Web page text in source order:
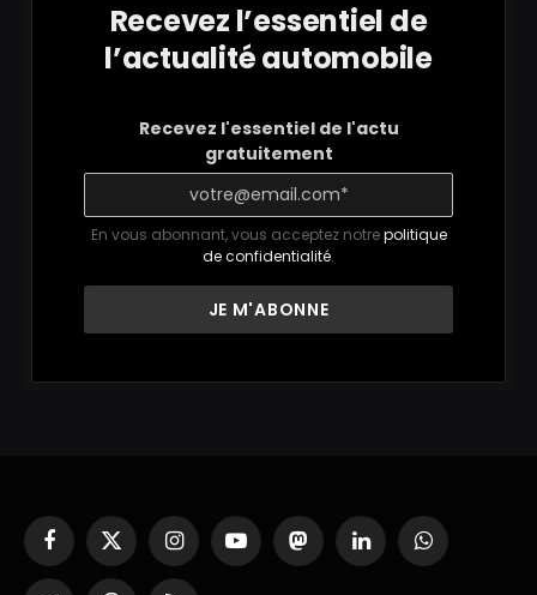
Recevez l’essentiel de
l’actualité automobile
Recevez l'essentiel de l'actu
gratuitement
En vous abonnant, vous acceptez notrepolitique
de confidentialité.
Facebook
X
(Twitter)
InstagramYouTubeMastodonLinkedInWhatsApp